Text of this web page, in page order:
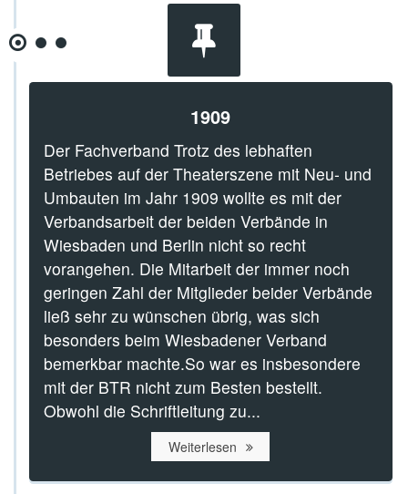
1909
Der Fachverband Trotz des lebhaften
Betriebes auf der Theaterszene mit Neu- und
Umbauten im Jahr 1909 wollte es mit der
Verbandsarbeit der beiden Verbände in
Wiesbaden und Berlin nicht so recht
vorangehen. Die Mitarbeit der immer noch
geringen Zahl der Mitglieder beider Verbände
ließ sehr zu wünschen übrig, was sich
besonders beim Wiesbadener Verband
bemerkbar machte.So war es insbesondere
mit der BTR nicht zum Besten bestellt.
Obwohl die Schriftleitung zu...
Weiterlesen